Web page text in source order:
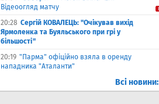
Відеоогляд матчу
20:28 Сергій КОВАЛЕЦЬ: "Очікував вихід
Ярмоленка та Буяльського при грі у
більшості"
20:19 "Парма" офіційно взяла в оренду
нападника "Аталанти"
Всі новини: